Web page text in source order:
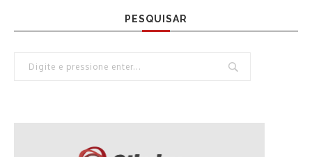
PESQUISAR